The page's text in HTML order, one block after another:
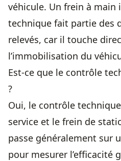
véhicule. Un frein à main
technique fait partie des
relevés, car il touche
l’immobilisation du
Est-ce que le contrôle
?
Oui, le contrôle
service et le frein de
passe généralement sur
pour mesurer l’efficacité